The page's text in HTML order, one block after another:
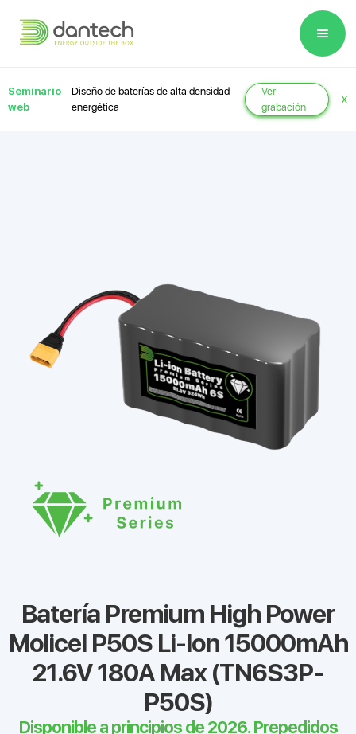
note:
website
includes
Seminario
web
Diseño de baterías de alta densidad
energética
Ver
grabación
X
Batería Premium High Power
Molicel P50S Li-Ion 15000mAh
21.6V 180A Max (TN6S3P-
P50S)
Disponible a principios de 2026. Prepedidos